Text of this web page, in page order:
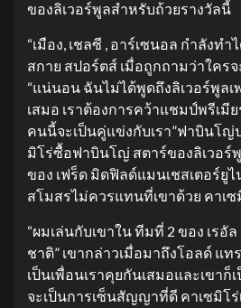
ของลิเวอร์พูลสำหรับถ้วยรางวัลนี้
“เมือง, เชลซี , อาร์เซนอล กำลังท
สกาย สปอร์ตส์ เมื่อถูกถามว่าใคร
“แน่นอน ฉันไม่ได้พูดถึงลิเวอร์พูล
เสมอ เราต้องการคว้าแชมป์พรีเมี
คนนี้จะเป็นคู่แข่งกับเรา”ฟาบินโญ่
มิโร่ซื้อฟาบินโญ่ สตาร์ของลิเวอร์
ของ เฟร็ด มิดฟิลด์แมนเชสเตอร์ยู
สโมสรไม่ควรแทนที่เขาด้วย คาเ
“ผมเล่นกับเขาใน ทีมที่ 2 ของ เรอั
ชาติ” เขากล่าวเมื่อมาถึงโอลด์ แท
เป็นเพื่อนเราคุยกันเสมอและเขา
จะเป็นการเซ็นสัญญาที่ดี คาเซมิโ